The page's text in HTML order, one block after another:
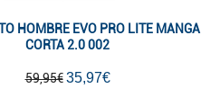
HOMBRE EVO PRO LITE MANGA
CORTA 2.0 002
59,95€ 35,97€